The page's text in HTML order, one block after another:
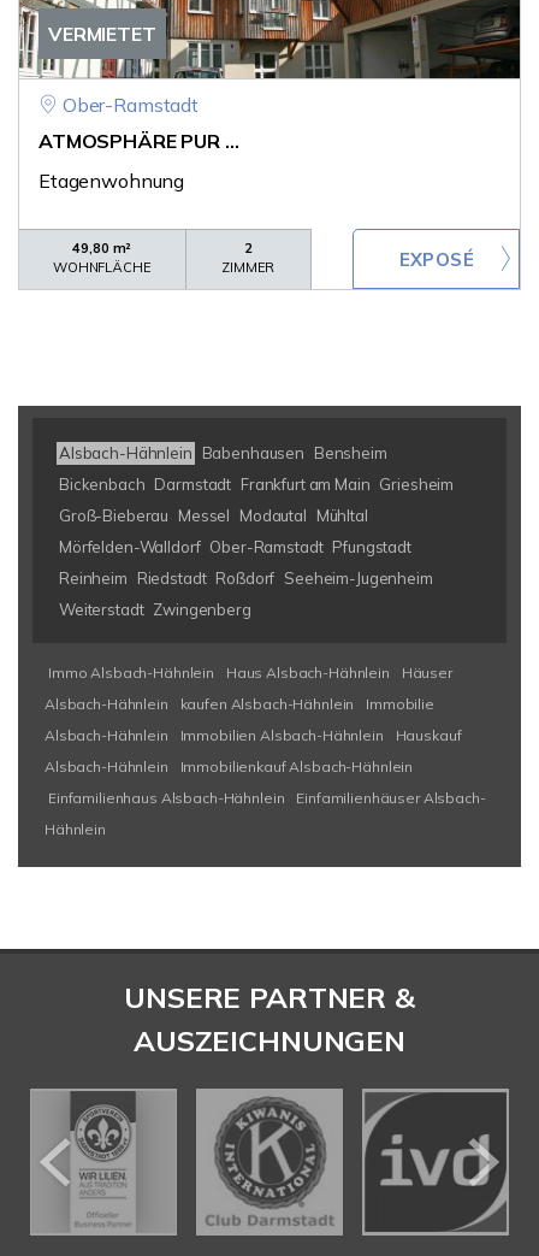
VERMIETET
Ober-Ramstadt
ATMOSPHÄRE PUR ...
Etagenwohnung
49,80 m²
WOHNFLÄCHE
2
ZIMMER
Alsbach-Hähnlein Babenhausen
Bensheim
Bickenbach Darmstadt Frankfurt am Main Griesheim
Groß-Bieberau
Messel Modautal
Mühltal
Mörfelden-Walldorf Ober-Ramstadt Pfungstadt
Reinheim
Riedstadt Roßdorf Seeheim-Jugenheim
Weiterstadt Zwingenberg
Immo Alsbach-Hähnlein Haus Alsbach-Hähnlein
Häuser
Alsbach-Hähnlein
kaufen Alsbach-Hähnlein
Immobilie
Alsbach-Hähnlein
Immobilien Alsbach-Hähnlein
Hauskauf
Alsbach-Hähnlein
Immobilienkauf Alsbach-Hähnlein
Einfamilienhaus Alsbach-Hähnlein
Einfamilienhäuser Alsbach-
Hähnlein
UNSERE PARTNER &
AUSZEICHNUNGEN